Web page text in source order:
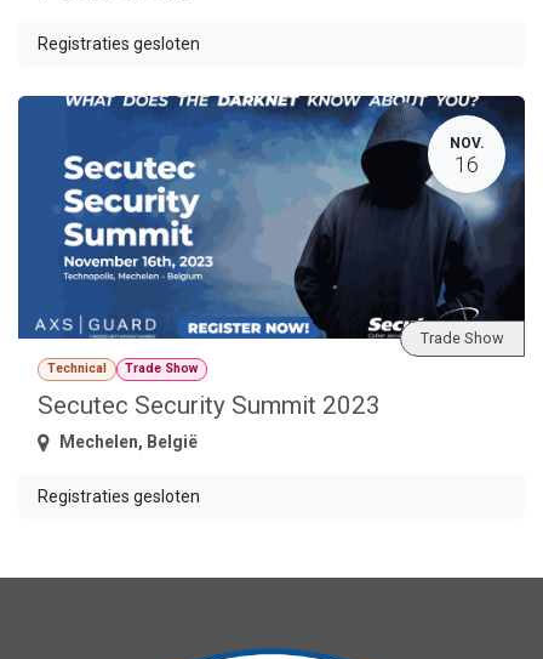
Registraties gesloten
NOV.
16
Technical Trade Show
Secutec Security Summit 2023
Trade Show
Mechelen, België
Registraties gesloten